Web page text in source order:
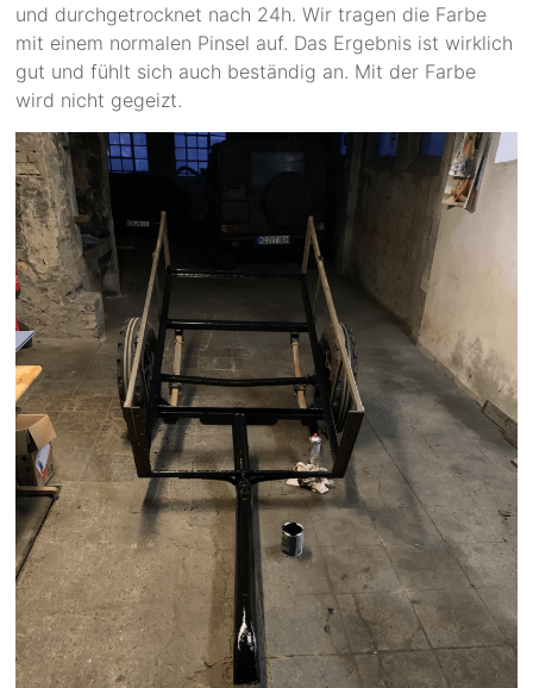
und durchgetrocknet nach 24h. Wir tragen die Farbe
mit einem normalen Pinsel auf. Das Ergebnis ist wirklich
gut und fühlt sich auch beständig an. Mit der Farbe
wird nicht gegeizt.